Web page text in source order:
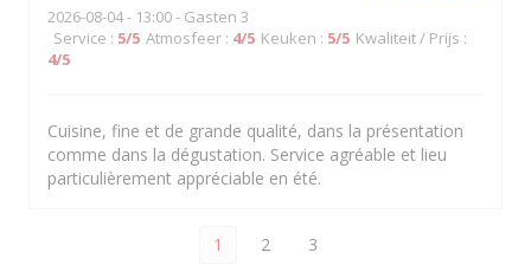
2026-08-04- 13:00 - Gasten 3
Service : 5/5 Atmosfeer : 4/5 Keuken : 5/5 Kwaliteit / Prijs :
4/5
Cuisine, fine et de grande qualité, dans la présentation
comme dans la dégustation. Service agréable et lieu
particulièrement appréciable en été.
1 2 3